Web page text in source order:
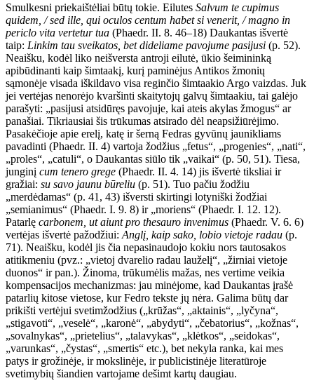
Smulkesni priekaištėliai būtų tokie. Eilutes Salvum te cupimus
quidem, / sed ille, qui oculos centum habet si venerit, / magno in
periclo vita vertetur tua (Phaedr. II. 8. 46–18) Daukantas išvertė
taip: Linkim tau sveikatos, bet dideliame pavojume pasijusi (p. 52).
Neaišku, kodėl liko neišversta antroji eilutė, ūkio šeimininką
apibūdinanti kaip šimtaakį, kurį paminėjus Antikos žmonių
sąmonėje visada iškildavo visa reginčio šimtaakio Argo vaizdas. Juk
jei vertėjas nenorėjo kvaršinti skaitytojų galvų šimtaakiu, tai galėjo
parašyti: „pasijusi atsidūręs pavojuje, kai ateis akylas žmogus“ ar
panašiai. Tikriausiai šis trūkumas atsirado dėl neapsižiūrėjimo.
Pasakėčioje apie erelį, katę ir šerną Fedras gyvūnų jaunikliams
pavadinti (Phaedr. II. 4) vartoja žodžius „fetus“, „progenies“, „nati“,
„proles“, „catuli“, o Daukantas siūlo tik „vaikai“ (p. 50, 51). Tiesa,
junginį cum tenero grege (Phaedr. II. 4. 14) jis išvertė tiksliai ir
gražiai: su savo jaunu būreliu (p. 51). Tuo pačiu žodžiu
„merdėdamas“ (p. 41, 43) išversti skirtingi lotyniški žodžiai
„semianimus“ (Phaedr. I. 9. 8) ir „moriens“ (Phaedr. I. 12. 12).
Patarlę carbonem, ut aiunt pro thesauro invenimus (Phaedr. V. 6. 6)
vertėjas išvertė pažodžiui: Anglį, kaip sako, lobio vietoje radau (p.
71). Neaišku, kodėl jis čia nepasinaudojo kokiu nors tautosakos
atitikmeniu (pvz.: „vietoj dvarelio radau lauželį“, „žirniai vietoje
duonos“ ir pan.). Žinoma, trūkumėlis mažas, nes vertime veikia
kompensacijos mechanizmas: jau minėjome, kad Daukantas įrašė
patarlių kitose vietose, kur Fedro tekste jų nėra. Galima būtų dar
prikišti vertėjui svetimžodžius („krūžas“, „aktainis“, „lyčyna“,
„stigavoti“, „veselė“, „karonė“, „abydyti“, „čebatorius“, „kožnas“,
„sovalnykas“, „prietelius“, „talavykas“, „klėtkos“, „seidokas“,
„varunkas“, „čystas“, „smertis“ etc.), bet nekyla ranka, kai mes
patys ir grožinėje, ir mokslinėje, ir publicistinėje literatūroje
svetimybių šiandien vartojame dešimt kartų daugiau.